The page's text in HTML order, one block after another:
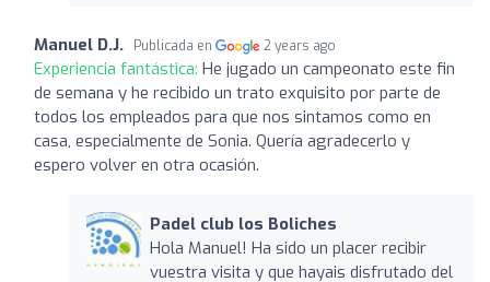
Manuel D.J. Publicada en 2 years ago
Experiencia fantástica: He jugado un campeonato este fin
de semana y he recibido un trato exquisito por parte de
todos los empleados para que nos sintamos como en
casa, especialmente de Sonia. Quería agradecerlo y
espero volver en otra ocasión.
Padel club los Boliches
Hola Manuel! Ha sido un placer recibir
vuestra visita y que hayais disfrutado del